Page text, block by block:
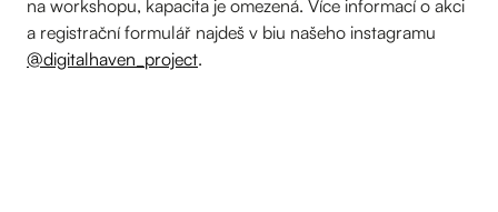
na workshopu, kapacita je omezená. Více informací o akci
a registrační formulář najdeš v biu našeho instagramu
@digitalhaven_project.